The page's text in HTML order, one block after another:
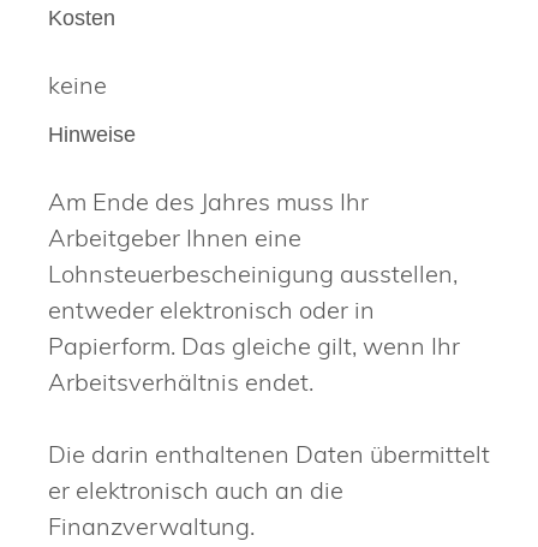
Kosten
keine
Hinweise
Am Ende des Jahres muss Ihr
Arbeitgeber Ihnen eine
Lohnsteuerbescheinigung ausstellen,
entweder elektronisch oder in
Papierform. Das gleiche gilt, wenn Ihr
Arbeitsverhältnis endet.
Die darin enthaltenen Daten übermittelt
er elektronisch auch an die
Finanzverwaltung.